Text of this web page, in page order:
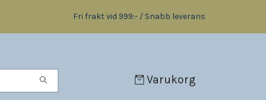
Fri frakt vid 999:- / Snabb leverans
Varukorg